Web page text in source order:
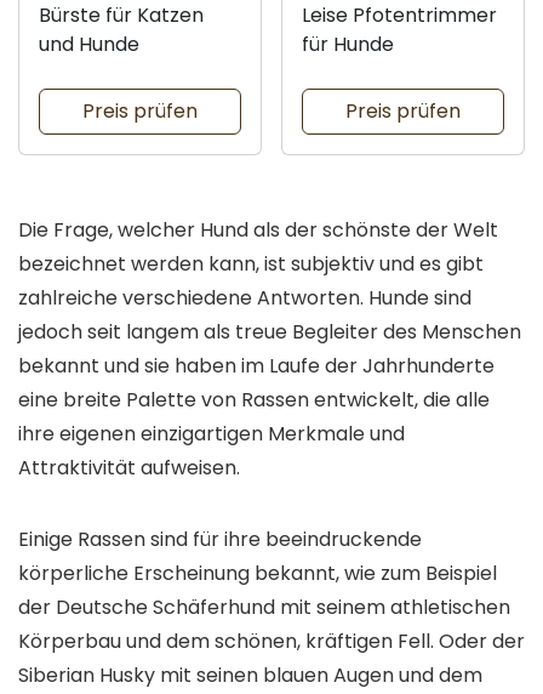
Bürste für Katzen
und Hunde
Preis prüfen
Leise Pfotentrimmer
für Hunde
Preis prüfen
Die Frage, welcher Hund als der schönste der Welt
bezeichnet werden kann, ist subjektiv und es gibt
zahlreiche verschiedene Antworten. Hunde sind
jedoch seit langem als treue Begleiter des Menschen
bekannt und sie haben im Laufe der Jahrhunderte
eine breite Palette von Rassen entwickelt, die alle
ihre eigenen einzigartigen Merkmale und
Attraktivität aufweisen.
Einige Rassen sind für ihre beeindruckende
körperliche Erscheinung bekannt, wie zum Beispiel
der Deutsche Schäferhund mit seinem athletischen
Körperbau und dem schönen, kräftigen Fell. Oder der
Siberian Husky mit seinen blauen Augen und dem